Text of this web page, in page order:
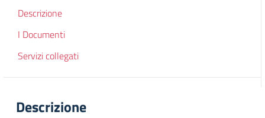
Descrizione
I Documenti
Servizi collegati
Descrizione